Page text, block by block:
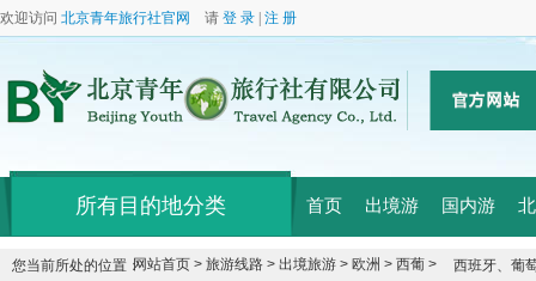
欢迎访问 北京青年旅行社官网 请 登 录 注 册
所有目的地分类 首页 出境游 国内游
您当前所处的位置：网站首页 > 旅游线路 > 出境旅游 > 欧洲 > 西葡 > 西班牙、葡